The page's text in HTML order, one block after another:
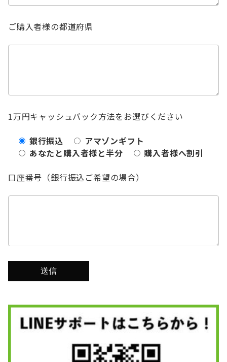
ご購入者様の都道府県
1万円キャッシュバック方法をお選びください
銀行振込
アマゾンギフト
あなたと購入者様と半分
購入者様へ割引
口座番号（銀行振込ご希望の場合）